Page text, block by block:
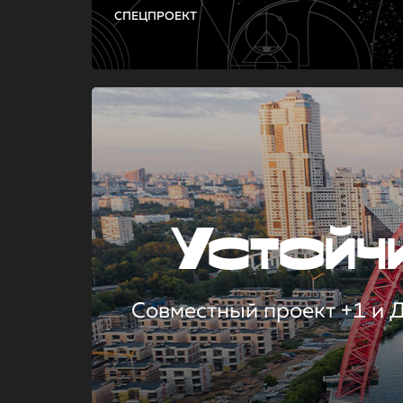
СПЕЦПРОЕКТ
Совместный проект +1 и